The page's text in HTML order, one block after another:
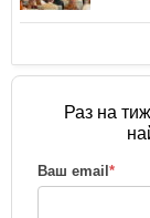
Раз на
Ваш email *